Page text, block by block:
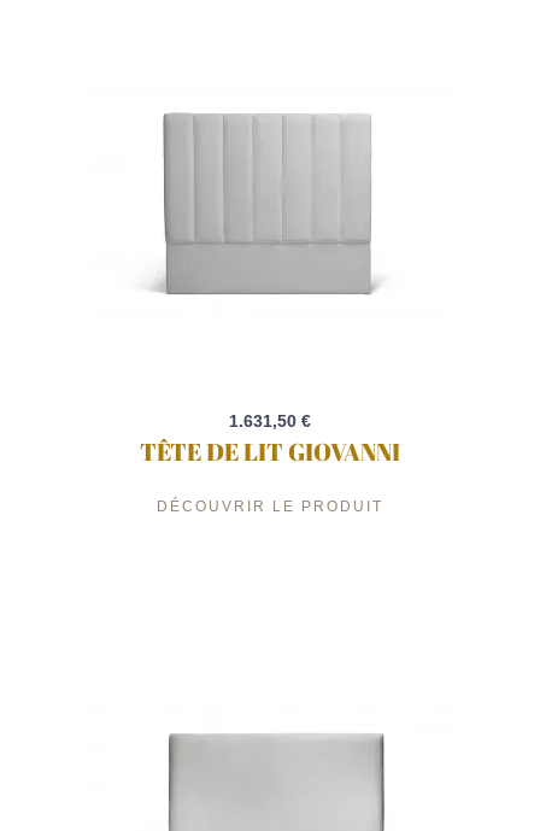
1.631,50 €
TÊTE DE LIT GIOVANNI
DÉCOUVRIR LE PRODUIT